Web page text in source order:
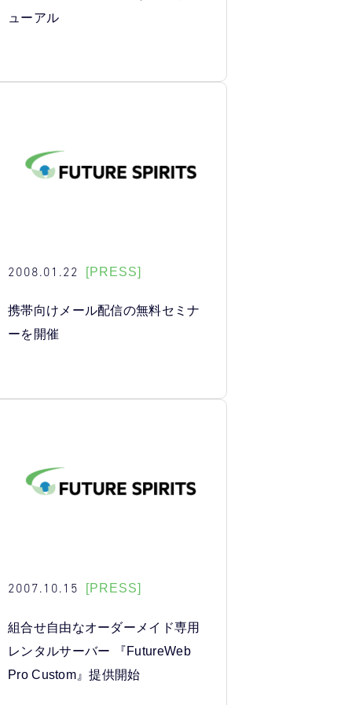
ューアル
2008.01.22 [PRESS]
携帯向けメール配信の無料セミナ
ーを開催
2007.10.15 [PRESS]
組合せ自由なオーダーメイド専用
レンタルサーバー 『FutureWeb
Pro Custom』提供開始